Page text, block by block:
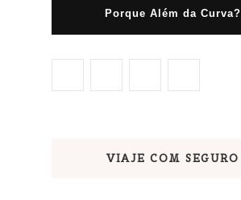
Porque Além da Curva?
VIAJE COM SEGURO